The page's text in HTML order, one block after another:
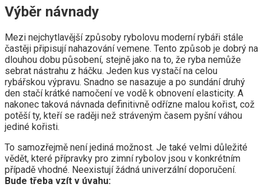
Výběr návnady
Mezi nejchytlavější způsoby rybolovu moderní rybáři stále
častěji připisují nahazování vemene. Tento způsob je dobrý na
dlouhou dobu působení, stejně jako na to, že ryba nemůže
sebrat nástrahu z háčku. Jeden kus vystačí na celou
rybářskou výpravu. Snadno se nasazuje a po sundání druhý
den stačí krátké namočení ve vodě k obnovení elasticity. A
nakonec taková návnada definitivně odřízne malou kořist, což
potěší ty, kteří se raději než stráveným časem pyšní váhou
jediné kořisti.
To samozřejmě není jediná možnost. Je také velmi důležité
vědět, které přípravky pro zimní rybolov jsou v konkrétním
případě vhodné. Neexistují žádná univerzální doporučení.
Bude třeba vzít v úvahu: